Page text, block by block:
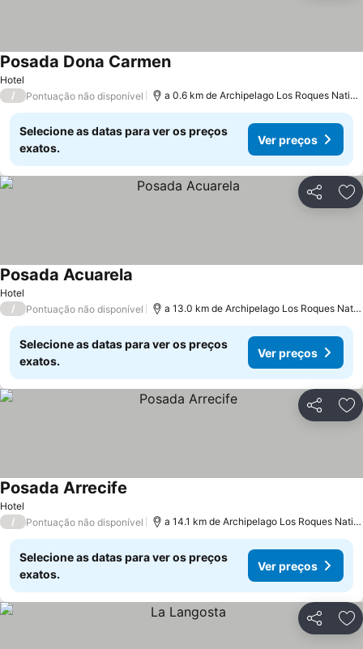
Hotel
Posada Dona Carmen
/ Pontuação não disponível a 0.6 km de Archipelago Los Roques National Park
Selecione as datas para ver os preços
exatos.
Ver preços
Partilhar
Hotel
Posada Acuarela
/ Pontuação não disponível a 13.0 km de Archipelago Los Roques National Park
Selecione as datas para ver os preços
exatos.
Ver preços
Partilhar
Hotel
Posada Arrecife
/ Pontuação não disponível a 14.1 km de Archipelago Los Roques National Park
Selecione as datas para ver os preços
exatos.
Ver preços
Partilhar